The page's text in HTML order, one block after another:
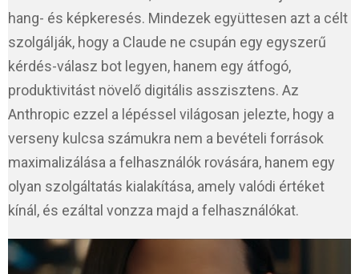
hang- és képkeresés. Mindezek együttesen azt a célt
szolgálják, hogy a Claude ne csupán egy egyszerű
kérdés-válasz bot legyen, hanem egy átfogó,
produktivitást növelő digitális asszisztens. Az
Anthropic ezzel a lépéssel világosan jelezte, hogy a
verseny kulcsa számukra nem a bevételi források
maximalizálása a felhasználók rovására, hanem egy
olyan szolgáltatás kialakítása, amely valódi értéket
kínál, és ezáltal vonzza majd a felhasználókat.